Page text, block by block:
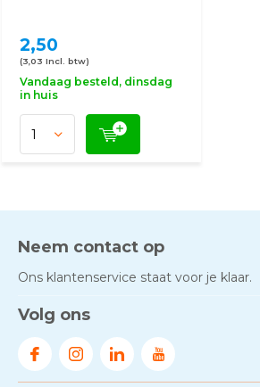
2,50
(3,03 Incl. btw)
Vandaag besteld, dinsdag
in huis
Neem contact op
Ons klantenservice staat voor je klaar.
Volg ons